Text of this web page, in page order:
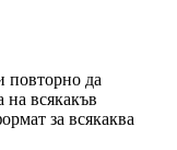
повторно да
на всякакъв
за всякаква